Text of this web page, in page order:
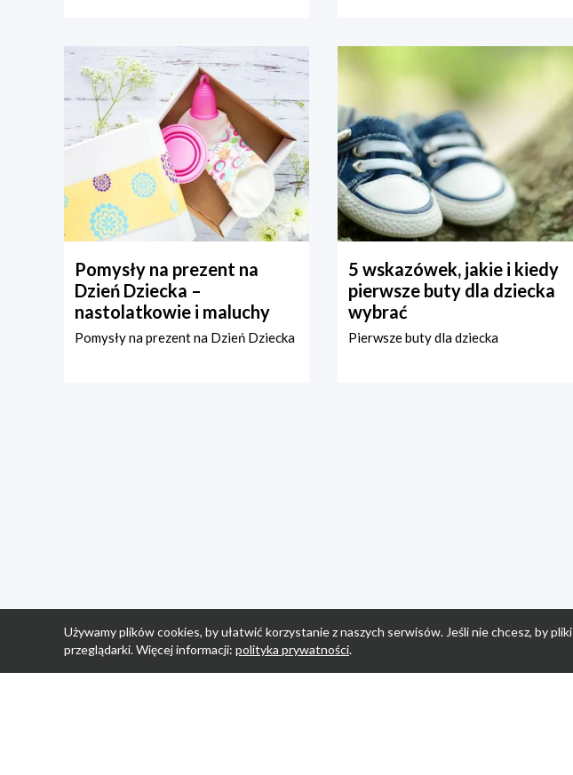
Pomysły na prezent na
Dzień Dziecka –
nastolatkowie i maluchy
Pomysły na prezent na Dzień Dziecka
5 wskazówek, jakie i kiedy
pierwsze buty dla dziecka
wybrać
Pierwsze buty dla dziecka
Używamy plików cookies, by ułatwić korzystanie z naszych serwisów. Jeśli nie chcesz, by
przeglądarki. Więcej informacji: polityka prywatności.